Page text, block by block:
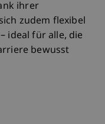
ihrer
zudem flexibel
ideal für alle, die
bewusst